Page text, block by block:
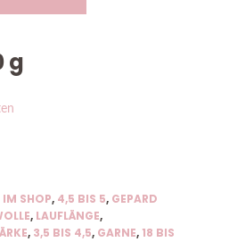
g
IM SHOP, 4,5 BIS 5, GEPARD
, LAUFLÄNGE,
, 3,5 BIS 4,5, GARNE, 18 BIS